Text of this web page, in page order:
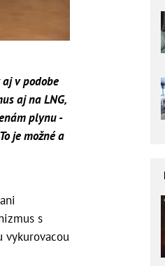
v podobe
aj na LNG,
plynu -
je možné a
s
vykurovacou